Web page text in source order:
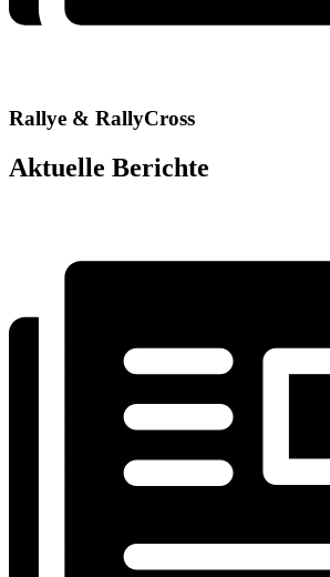
Rallye & RallyCross
Aktuelle Berichte